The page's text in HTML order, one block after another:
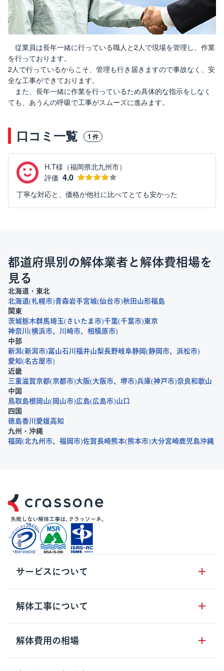
従業員は長年一緒に行っている職人と2人で現場を管理し、作業
を行っております。
2人で行っているからこそ、管理も行き届きますので事故なく、安
全な工事ができております。
また、長年一緒に作業を行っているため具体的な指示をしなく
ても、あうんの呼吸で工事がスムーズに進みます。
口コミ一覧 1 件
H.T様（福岡県北九州市）
評価 4.0
丁寧な対応と、価格が他社に比べてとても安かった
都道府県別の解体業者と解体費相場を
見る
北海道・東北
北海道 札幌市 青森岩手宮城 仙台市 秋田 山形福島
関東
茨城栃木群馬埼玉 さいたま市 千葉 千葉市 東京
神奈川
横浜市 川崎市
相模原市
中部
新潟 新潟市 富山石川 福井山梨長野岐阜静岡 静岡市
浜松市
愛知 名古屋市
近畿
三重滋賀京都 京都市 大阪 大阪市 堺市 兵庫 神戸市 奈良和歌山
中国
鳥取島根 岡山 岡山市 広島 広島市 山口
四国
徳島香川 愛媛高知
九州・沖縄
福岡
北九州市 福岡市 佐賀長崎熊本 熊本市 大分宮崎鹿児島沖縄
サービスについて
サービスの流れ
サービスのメリット
クラッソーネの自治体連携
解体工事について
解体工事の基礎知識
解体工事に関わる法律
解体費用の相場